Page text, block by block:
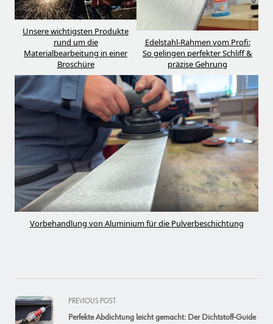
Unsere wichtigsten Produkte
rund um die
Materialbearbeitung in einer
Broschüre
Edelstahl-Rahmen vom Profi:
So gelingen perfekter Schliff &
präzise Gehrung
Vorbehandlung von Aluminium für die Pulverbeschichtung
<span
class="nav-
PREVIOUS POST
Perfekte Abdichtung leicht gemacht: Der Dichtstoff-Guide